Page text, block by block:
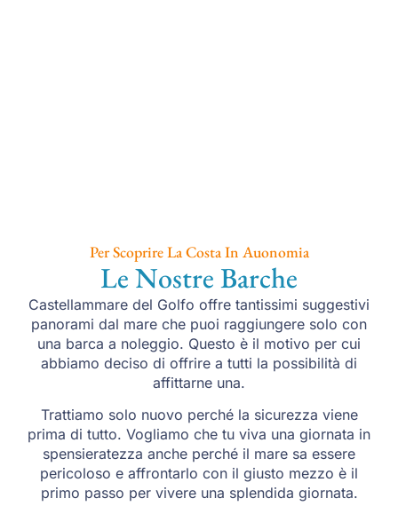
Per Scoprire La Costa In Auonomia
Le Nostre Barche
Castellammare del Golfo offre tantissimi suggestivi
panorami dal mare che puoi raggiungere solo con
una barca a noleggio. Questo è il motivo per cui
abbiamo deciso di offrire a tutti la possibilità di
affittarne una.
Trattiamo solo nuovo perché la sicurezza viene
prima di tutto. Vogliamo che tu viva una giornata in
spensieratezza anche perché il mare sa essere
pericoloso e affrontarlo con il giusto mezzo è il
primo passo per vivere una splendida giornata.